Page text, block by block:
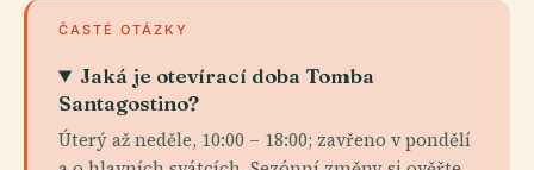
ČASTÉ OTÁZKY
Jaká je otevírací doba Tomba
Santagostino?
Úterý až neděle, 10:00 – 18:00; zavřeno v pondělí